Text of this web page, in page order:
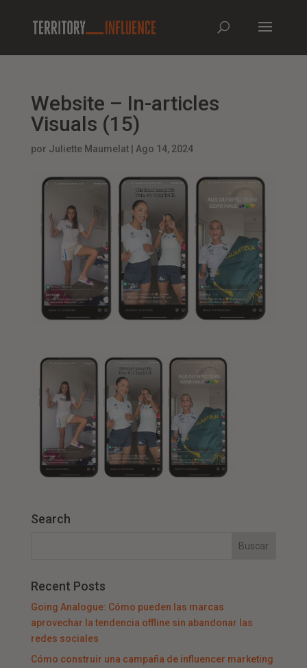
Website – In-articles
Visuals (15)
por Juliette Maumelat| Ago 14, 2024
Search
Recent Posts
Going Analogue: Cómo pueden las marcas
aprovechar la tendencia offline sin abandonar las
redes sociales
Cómo construir una campaña de influencer marketing